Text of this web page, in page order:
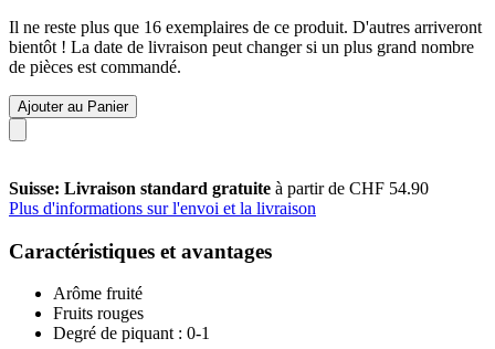
Il ne reste plus que 16 exemplaires de ce produit. D'autres arriveront
bientôt ! La date de livraison peut changer si un plus grand nombre
de pièces est commandé.
Ajouter au Panier
Suisse: Livraison standard gratuite à partir de CHF 54.90
Plus d'informations sur l'envoi et la livraison
Caractéristiques et avantages
Arôme fruité
Fruits rouges
Degré de piquant : 0-1